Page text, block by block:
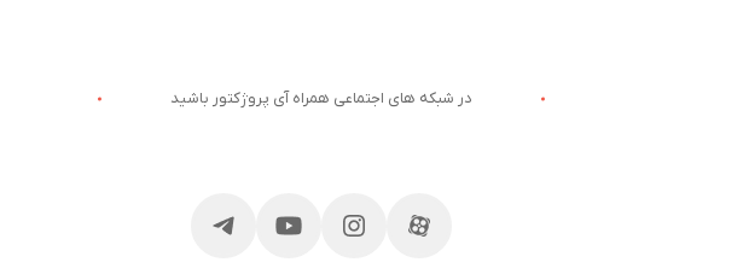
در شبکه های اجتماعی همراه آی پروژکتور باشید